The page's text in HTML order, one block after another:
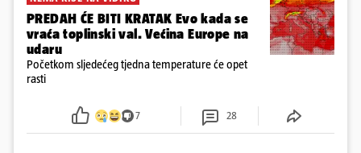
PREDAH ĆE BITI KRATAK Evo kada se
vraća toplinski val. Većina Europe na
udaru
Početkom sljedećeg tjedna temperature će opet
rasti
7 28